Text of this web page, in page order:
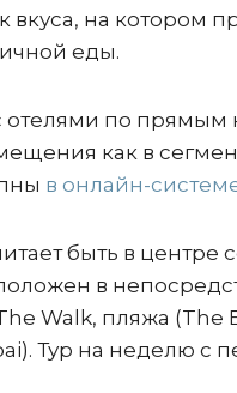
на котором
еды.
отелями по
как в
в онлайн-
быть в
в
Walk, пляжа (The
Тур на неделю с